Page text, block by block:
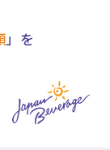
」を